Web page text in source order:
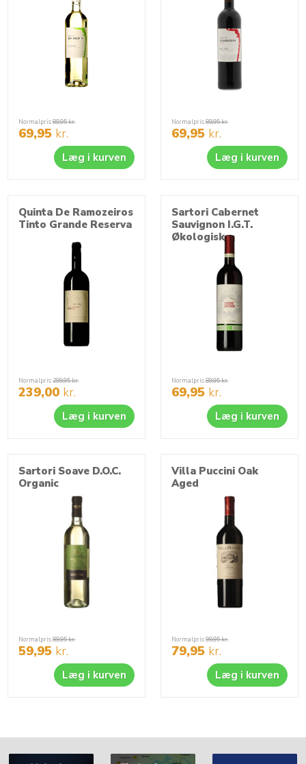
pasta er altid lige partnere i disse middelhavsretter.
Spørgsmålet om, hvorvidt kombinationerne her er korrekte
eller forkerte, opstår imidlertid ikke - det er din smag eller
dine gæster alene.
69,95 kr.
Normalpris89,95kr.
Læg i kurven
69,95 kr.
Normalpris89,95kr.
Læg i kurven
Quinta De Ramozeiros
Tinto Grande Reserva
239,00 kr.
Normalpris299,95kr.
Læg i kurven
Sartori Cabernet
Sauvignon I.G.T.
Økologisk
69,95 kr.
Normalpris89,95kr.
Læg i kurven
Sartori Soave D.O.C.
Organic
59,95 kr.
Normalpris89,95kr.
Læg i kurven
Villa Puccini Oak
Aged
79,95 kr.
Normalpris99,95kr.
Læg i kurven